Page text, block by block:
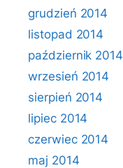
grudzień 2014
listopad 2014
październik 2014
wrzesień 2014
sierpień 2014
lipiec 2014
czerwiec 2014
maj 2014